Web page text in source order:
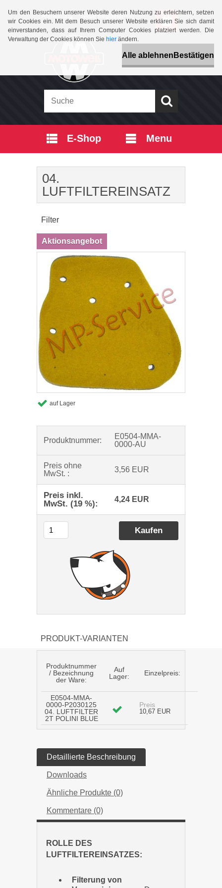
Um den Besuchern unserer Website deren Nutzung zu erleichtern, setzen
wir Cookies ein. Mit dem Besuch unserer Website erklären Sie sich damit
einverstanden, dass auf Ihrem Computer Cookies platziert werden. Die
Verwaltung der Cookies können Sie hier ändern.
Alle ablehnen Bestätigen
Anmeldung Neue Registrierung
E-Shop Menu
04.
LUFTFILTEREINSATZ
Filter
Aktionsangebot
auf Lager
Produktnummer:
E0504-MMA-
0000-AU
Preis ohne
MwSt. :
3,56 EUR
Preis inkl.
MwSt. (19 %):
4,24 EUR
PRODUKT-VARIANTEN
Produktnummer
/ Bezeichnung
der Ware:
Auf
Lager:
Einzelpreis:
E0504-MMA-
0000-P2030125
04. LUFTFILTER
2T POLINI BLUE
Preis
10,67 EUR
Detaillierte Beschreibung
Downloads
Ähnliche Produkte (0)
Kommentare (0)
ROLLE DES
LUFTFILTEREINSATZES:
Filterung von